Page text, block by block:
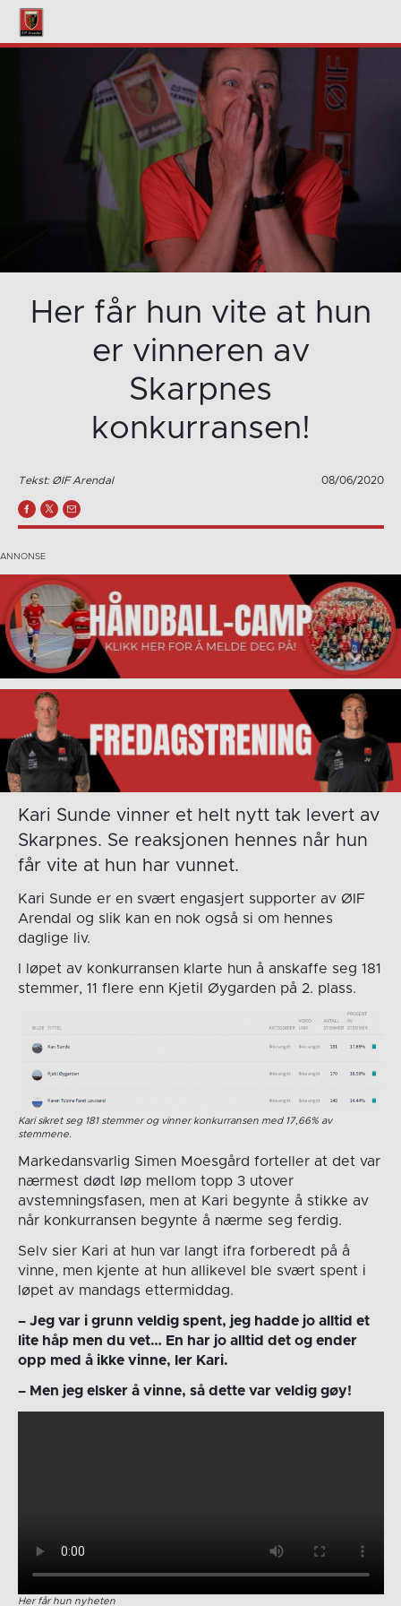
Her får hun vite at hun
er vinneren av
Skarpnes
konkurransen!
Tekst: ØIF Arendal 08/06/2020
Kari Sunde vinner et helt nytt tak levert av
Skarpnes. Se reaksjonen hennes når hun
får vite at hun har vunnet.
Kari Sunde er en svært engasjert supporter av ØIF
Arendal og slik kan en nok også si om hennes
daglige liv.
I løpet av konkurransen klarte hun å anskaffe seg 181
stemmer, 11 flere enn Kjetil Øygarden på 2. plass.
Kari sikret seg 181 stemmer og vinner konkurransen med 17,66% av
stemmene.
Markedansvarlig Simen Moesgård forteller at det var
nærmest dødt løp mellom topp 3 utover
avstemningsfasen, men at Kari begynte å stikke av
når konkurransen begynte å nærme seg ferdig.
Selv sier Kari at hun var langt ifra forberedt på å
vinne, men kjente at hun allikevel ble svært spent i
løpet av mandags ettermiddag.
– Jeg var i grunn veldig spent, jeg hadde jo alltid et
lite håp men du vet… En har jo alltid det og ender
opp med å ikke vinne, ler Kari.
– Men jeg elsker å vinne, så dette var veldig gøy!
Her får hun nyheten